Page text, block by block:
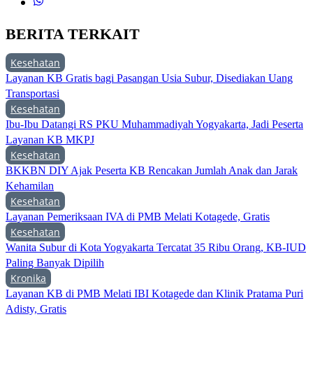
BERITA TERKAIT
Kesehatan
Layanan KB Gratis bagi Pasangan Usia Subur, Disediakan Uang
Transportasi
Kesehatan
Ibu-Ibu Datangi RS PKU Muhammadiyah Yogyakarta, Jadi Peserta
Layanan KB MKPJ
Kesehatan
BKKBN DIY Ajak Peserta KB Rencakan Jumlah Anak dan Jarak
Kehamilan
Kesehatan
Layanan Pemeriksaan IVA di PMB Melati Kotagede, Gratis
Kesehatan
Wanita Subur di Kota Yogyakarta Tercatat 35 Ribu Orang, KB-IUD
Paling Banyak Dipilih
Kronika
Layanan KB di PMB Melati IBI Kotagede dan Klinik Pratama Puri
Adisty, Gratis